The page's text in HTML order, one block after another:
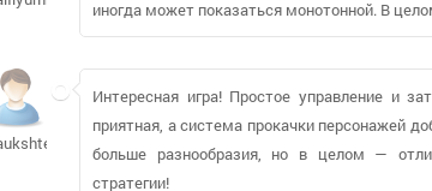
иногда может показаться монотонной. В
Интересная игра! Простое управление и
приятная, а система прокачки персонажей
больше разнообразия, но в целом —
стратегии!